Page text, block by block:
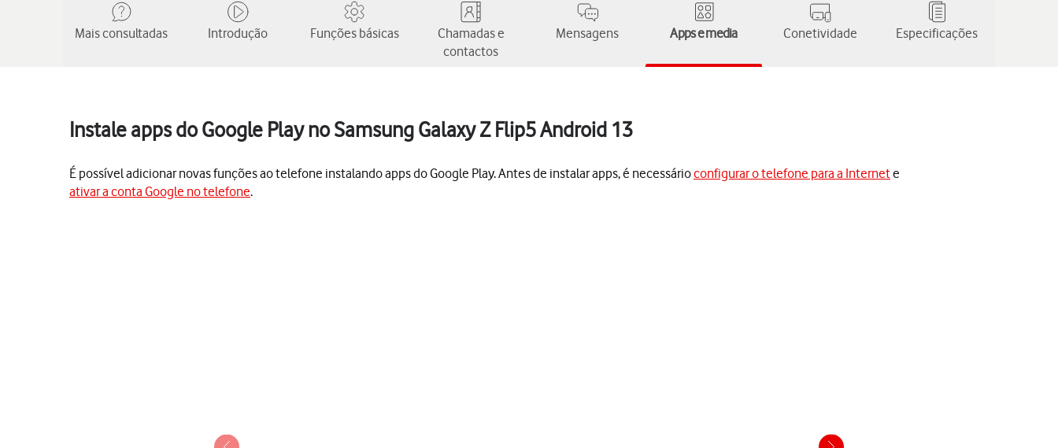
Mais consultadas Introdução Funções básicas
Chamadas e
contactos
Mensagens Apps e media Conetividade Especificações
Instale apps do Google Play no Samsung Galaxy Z Flip5 Android 13
É possível adicionar novas funções ao telefone instalando apps do Google Play. Antes de instalar apps, é necessárioconfigurar o telefone para a Internete
ativar a conta Google no telefone.